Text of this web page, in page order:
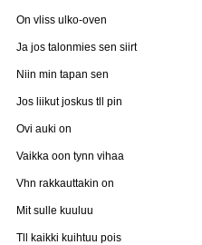
On vliss ulko-oven
Ja jos talonmies sen siirt
Niin min tapan sen
Jos liikut joskus tll pin
Ovi auki on
Vaikka oon tynn vihaa
Vhn rakkauttakin on
Mit sulle kuuluu
Tll kaikki kuihtuu pois